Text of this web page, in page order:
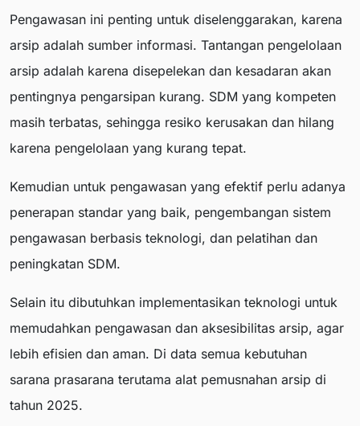
Pengawasan ini penting untuk diselenggarakan, karena
arsip adalah sumber informasi. Tantangan pengelolaan
arsip adalah karena disepelekan dan kesadaran akan
pentingnya pengarsipan kurang. SDM yang kompeten
masih terbatas, sehingga resiko kerusakan dan hilang
karena pengelolaan yang kurang tepat.
Kemudian untuk pengawasan yang efektif perlu adanya
penerapan standar yang baik, pengembangan sistem
pengawasan berbasis teknologi, dan pelatihan dan
peningkatan SDM.
Selain itu dibutuhkan implementasikan teknologi untuk
memudahkan pengawasan dan aksesibilitas arsip, agar
lebih efisien dan aman. Di data semua kebutuhan
sarana prasarana terutama alat pemusnahan arsip di
tahun 2025.